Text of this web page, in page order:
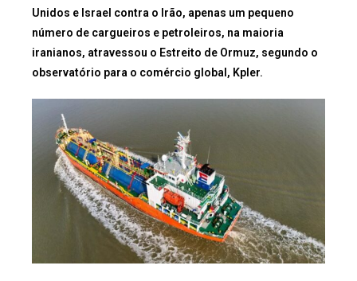
Unidos e Israel contra o Irão, apenas um pequeno
número de cargueiros e petroleiros, na maioria
iranianos, atravessou o Estreito de Ormuz, segundo o
observatório para o comércio global, Kpler.